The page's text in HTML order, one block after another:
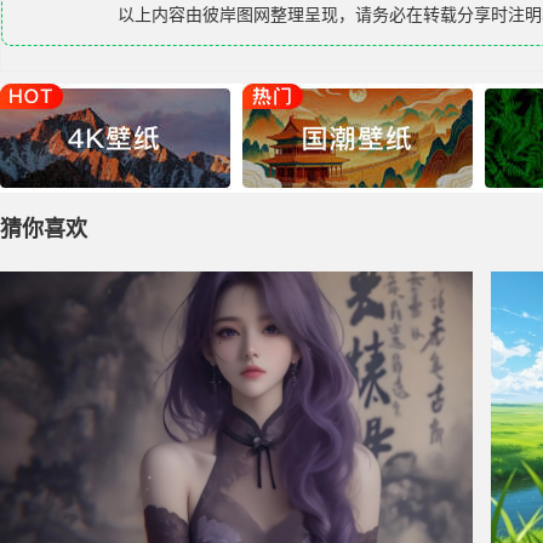
以上内容由彼岸图网 整理呈现，请务必在转载分享时注
猜你喜欢